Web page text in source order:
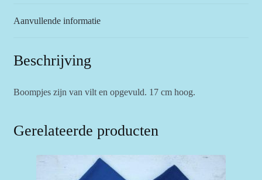
Aanvullende informatie
Beschrijving
Boompjes zijn van vilt en opgevuld. 17 cm hoog.
Gerelateerde producten